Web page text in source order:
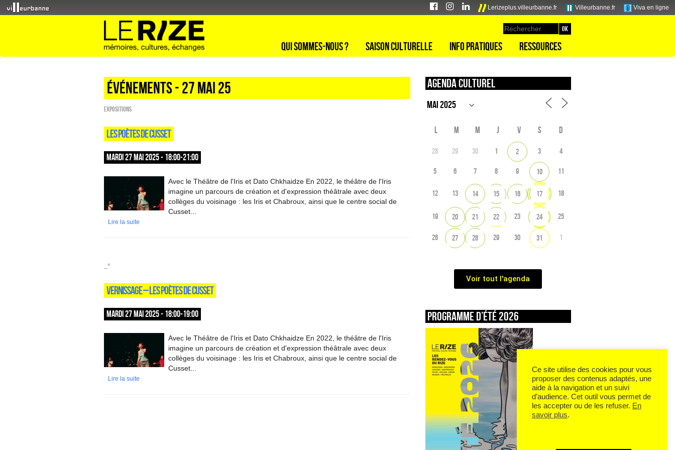
Lerizeplus.villeurbanne.fr Villeurbanne.fr Viva en ligne
Qui sommes-nous ? Saison culturelle Info pratiques Ressources
Événements - 27 Mai 25
EXPOSITIONS
LES POÈTES DE CUSSET
MARDI 27 MAI 2025 - 18:00-21:00
Avec le Théâtre de l'Iris et Dato Chkhaidze En 2022, le théâtre de l'Iris
imagine un parcours de création et d'expression théâtrale avec deux
collèges du voisinage : les Iris et Chabroux, ainsi que le centre social de
Cusset...
Lire la suite
_*
VERNISSAGE – LES POÈTES DE CUSSET
MARDI 27 MAI 2025 - 18:00-19:00
Avec le Théâtre de l'Iris et Dato Chkhaidze En 2022, le théâtre de l'Iris
imagine un parcours de création et d'expression théâtrale avec deux
collèges du voisinage : les Iris et Chabroux, ainsi que le centre social de
Cusset...
Lire la suite
Agenda culturel
L M M J V S D
28 29 30 1 2 3 4
5 6 7 8 9 10 11
12 13 14 15 16 17 18
19 20 21 22 23 24 25
26 27 28 29 30 31 1
Voir tout l'agenda
Programme d’été 2026
Ce site utilise des cookies pour vous
proposer des contenus adaptés, une
aide à la navigation et un suivi
d’audience. Cet outil vous permet de
les accepter ou de les refuser. En
savoir plus.